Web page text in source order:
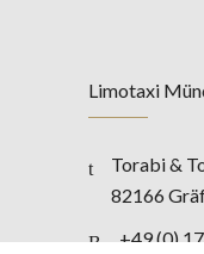
Limotaxi
Torabi &
82166
+49 (0)